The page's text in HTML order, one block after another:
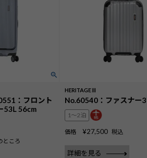
：フロント
53L 56cm
ところ
HERITAGEⅢ
No.60540：ファスナー
1〜2泊
価格 ¥27,500 税込
詳細を見る